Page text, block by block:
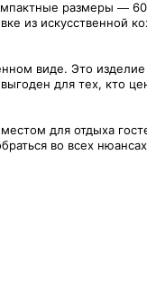
размеры —
из искусственной
виде. Это изделие
для тех, кто
для отдыха
во всех